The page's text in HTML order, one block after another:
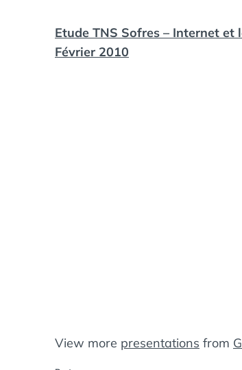
Etude TNS Sofres – Internet et
Février 2010
View more presentations from